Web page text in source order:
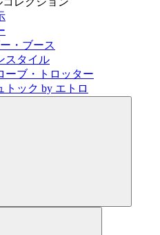
・ブース
スタイル
ーブ・トロッター
トック by エトロ